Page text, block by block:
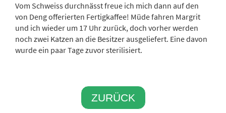
Vom Schweiss durchnässt freue ich mich dann auf den
von Deng offerierten Fertigkaffee! Müde fahren Margrit
und ich wieder um 17 Uhr zurück, doch vorher werden
noch zwei Katzen an die Besitzer ausgeliefert. Eine davon
wurde ein paar Tage zuvor sterilisiert.
ZURÜCK